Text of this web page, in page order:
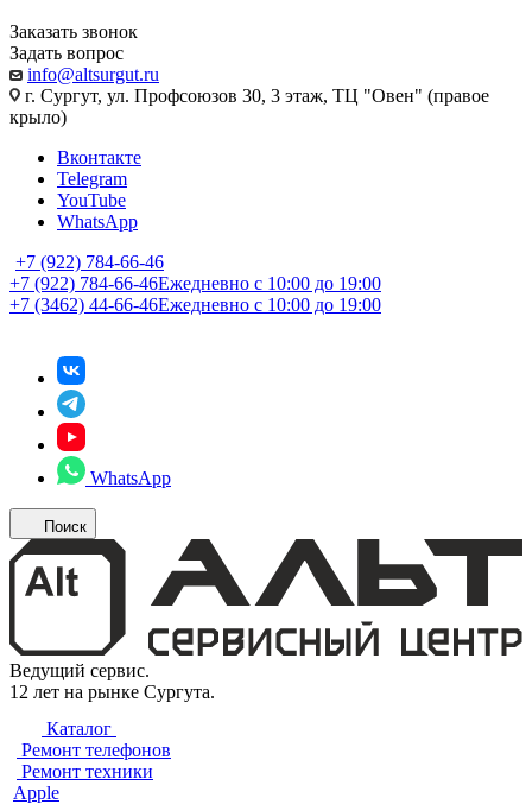
Заказать звонок
Задать вопрос
info@altsurgut.ru
г. Сургут, ул. Профсоюзов 30, 3 этаж, ТЦ "Овен" (правое
крыло)
Вконтакте
Telegram
YouTube
WhatsApp
+7 (922) 784-66-46
+7 (922) 784-66-46Ежедневно с 10:00 до 19:00
+7 (3462) 44-66-46Ежедневно с 10:00 до 19:00
WhatsApp
Поиск
Ведущий сервис.
12 лет на рынке Сургута.
Каталог
Ремонт телефонов
Ремонт техники
Apple